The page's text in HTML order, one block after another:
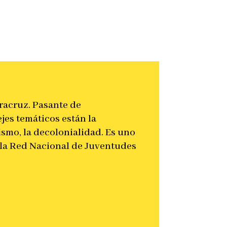
Pasante de
temáticos están la
la decolonialidad. Es uno
Red Nacional de Juventudes